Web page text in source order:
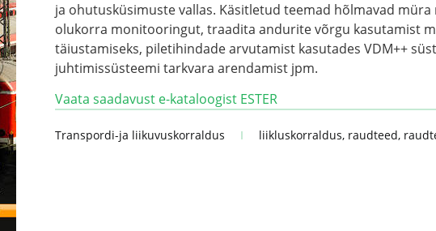
ja ohutusküsimuste vallas. Käsitletud teemad hõlmavad
olukorra monitooringut, traadita andurite võrgu kasutamist
täiustamiseks, piletihindade arvutamist kasutades VDM++
juhtimissüsteemi tarkvara arendamist jpm.
Vaata saadavust e-kataloogist ESTER
Transpordi-ja liikuvuskorraldus liikluskorraldus, raudteed,